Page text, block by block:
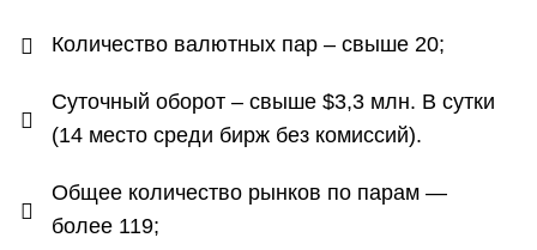
Количество валютных пар – свыше 20;
Суточный оборот – свыше $3,3 млн. В сутки
(14 место среди бирж без комиссий).
Общее количество рынков по парам —
более 119;